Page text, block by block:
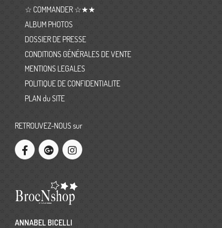
☆ COMMANDER ☆★★
ALBUM PHOTOS
DOSSIER DE PRESSE
CONDITIONS GÉNÉRALES DE VENTE
MENTIONS LEGALES
POLITIQUE DE CONFIDENTIALITE
PLAN du SITE
RETROUVEZ-NOUS sur
ANNABEL BICELLI